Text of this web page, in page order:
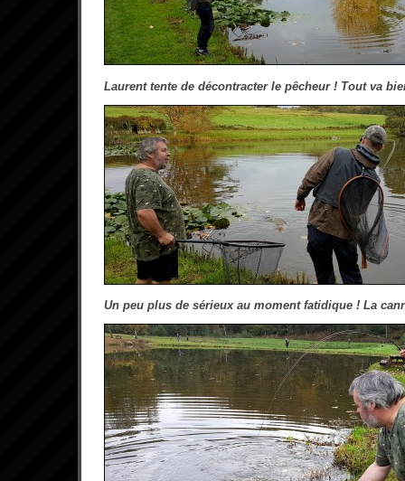
Laurent tente de décontracter le pêcheur ! Tout va
Un peu plus de sérieux au moment fatidique ! La